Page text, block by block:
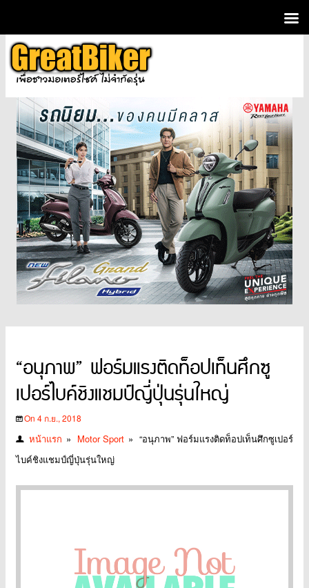
“อนุภาพ” ฟอร์มแรงติดท็อปเท็นศึกซู
เปอร์ไบค์ชิงแชมป์ญี่ปุ่นรุ่นใหญ่
On 4 ก.ย., 2018
หน้าแรก » Motor Sport » “อนุภาพ” ฟอร์มแรงติดท็อปเท็นศึกซูเปอร์
ไบค์ชิงแชมป์ญี่ปุ่นรุ่นใหญ่